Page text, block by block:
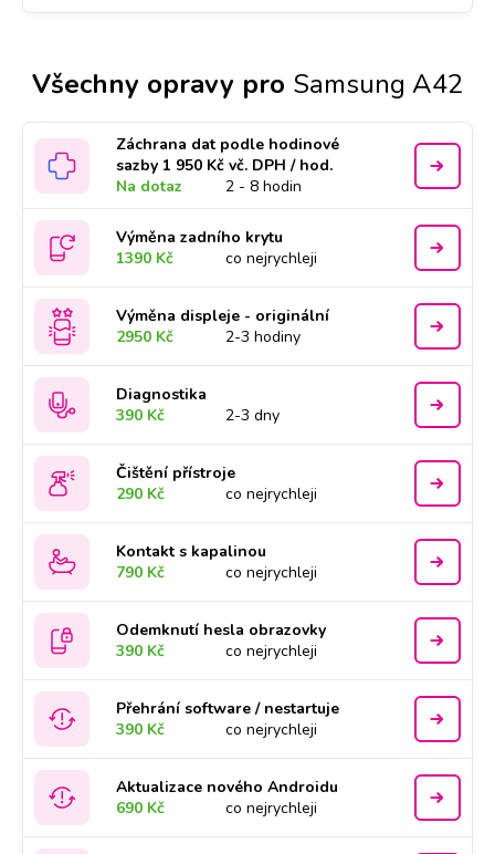
Všechny opravy pro Samsung A42
Záchrana dat podle hodinové
sazby 1 950 Kč vč. DPH / hod.
Na dotaz
2 - 8 hodin
Výměna zadního krytu
1390 Kč
co nejrychleji
Výměna displeje - originální
2950 Kč
2-3 hodiny
Diagnostika
390 Kč
2-3 dny
Čištění přístroje
290 Kč
co nejrychleji
Kontakt s kapalinou
790 Kč
co nejrychleji
Odemknutí hesla obrazovky
390 Kč
co nejrychleji
Přehrání software / nestartuje
390 Kč
co nejrychleji
Aktualizace nového Androidu
690 Kč
co nejrychleji